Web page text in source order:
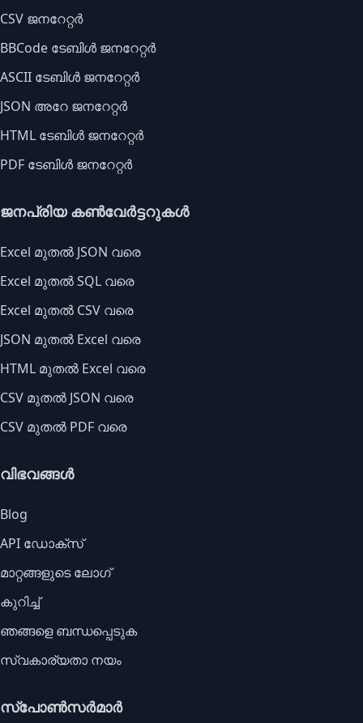
CSV ജനറേറ്റർ
BBCode ടേബിൾ ജനറേറ്റർ
ASCII ടേബിൾ ജനറേറ്റർ
JSON അറേ ജനറേറ്റർ
HTML ടേബിൾ ജനറേറ്റർ
PDF ടേബിൾ ജനറേറ്റർ
ജനപ്രിയ കൺവേർട്ടറുകൾ
Excel മുതൽ JSON വരെ
Excel മുതൽ SQL വരെ
Excel മുതൽ CSV വരെ
JSON മുതൽ Excel വരെ
HTML മുതൽ Excel വരെ
CSV മുതൽ JSON വരെ
CSV മുതൽ PDF വരെ
വിഭവങ്ങൾ
Blog
API ഡോക്സ്
മാറ്റങ്ങളുടെ ലോഗ്
കുറിച്ച്
ഞങ്ങളെ ബന്ധപ്പെടുക
സ്വകാര്യതാ നയം
സ്പോൺസർമാർ